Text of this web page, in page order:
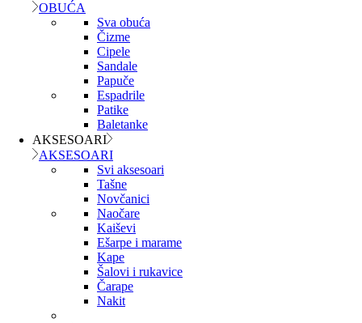
OBUĆA
Sva obuća
Čizme
Cipele
Sandale
Papuče
Espadrile
Patike
Baletanke
AKSESOARI
AKSESOARI
Svi aksesoari
Tašne
Novčanici
Naočare
Kaiševi
Ešarpe i marame
Kape
Šalovi i rukavice
Čarape
Nakit